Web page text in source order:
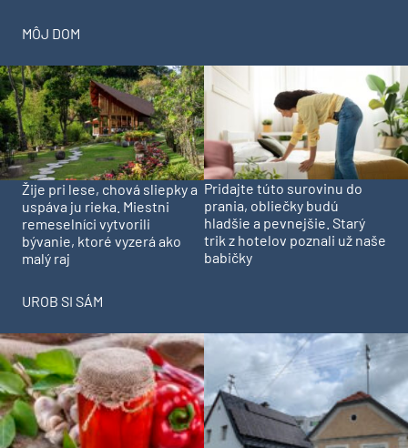
MÔJ DOM
Žije pri lese, chová sliepky a
uspáva ju rieka. Miestni
remeselníci vytvorili
bývanie, ktoré vyzerá ako
malý raj
Pridajte túto surovinu do
prania, obliečky budú
hladšie a pevnejšie. Starý
trik z hotelov poznali už naše
babičky
UROB SI SÁM